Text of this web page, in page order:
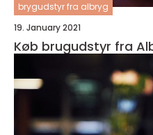
brygudstyr fra albryg
19. January 2021
Køb brugudstyr fra